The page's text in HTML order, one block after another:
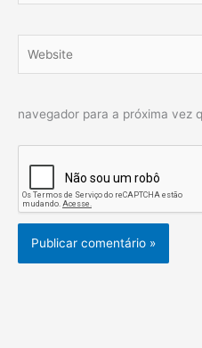
navegador para a próxima vez